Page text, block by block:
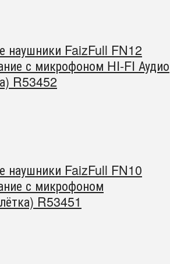
наушники FaizFull FN12
с микрофоном HI-FI Аудио
R53452
наушники FaizFull FN10
с микрофоном
R53451